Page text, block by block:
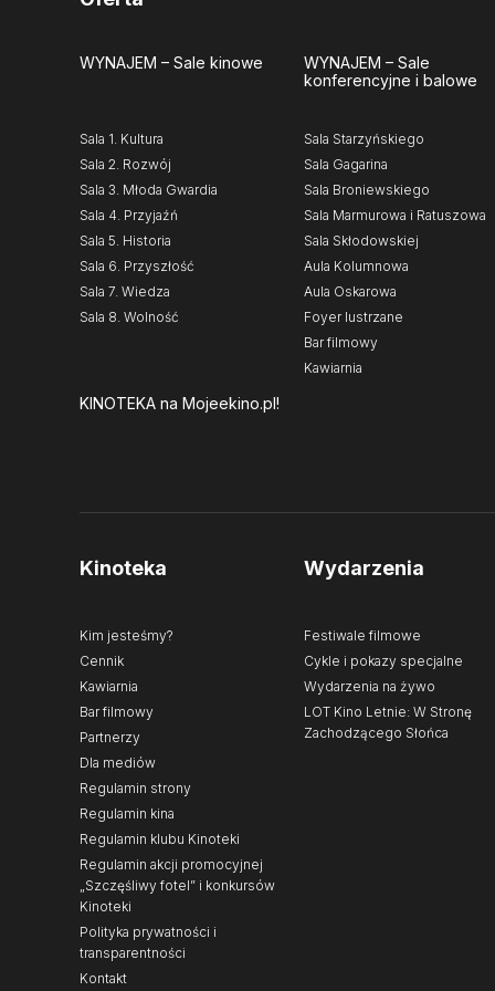
WYNAJEM – Sale kinowe
Sala 1. Kultura
Sala 2. Rozwój
Sala 3. Młoda Gwardia
Sala 4. Przyjaźń
Sala 5. Historia
Sala 6. Przyszłość
Sala 7. Wiedza
Sala 8. Wolność
WYNAJEM – Sale
konferencyjne i balowe
Sala Starzyńskiego
Sala Gagarina
Sala Broniewskiego
Sala Marmurowa i Ratuszowa
Sala Skłodowskiej
Aula Kolumnowa
Aula Oskarowa
Foyer lustrzane
Bar filmowy
Kawiarnia
KINOTEKA na Mojeekino.pl!
Kinoteka
Kim jesteśmy?
Cennik
Kawiarnia
Bar filmowy
Partnerzy
Dla mediów
Regulamin strony
Regulamin kina
Regulamin klubu Kinoteki
Regulamin akcji promocyjnej
„Szczęśliwy fotel” i konkursów
Kinoteki
Polityka prywatności i
transparentności
Kontakt
Wydarzenia
Festiwale filmowe
Cykle i pokazy specjalne
Wydarzenia na żywo
LOT Kino Letnie: W Stronę
Zachodzącego Słońca